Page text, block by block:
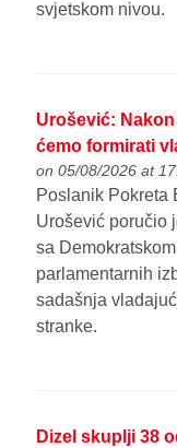
svjetskom nivou.
Urošević:
ćemo formirati
on 05/08/2026 at
Poslanik Pokreta
Urošević poručio
sa
parlamentarnih
sadašnja
stranke.
Dizel skuplji 38